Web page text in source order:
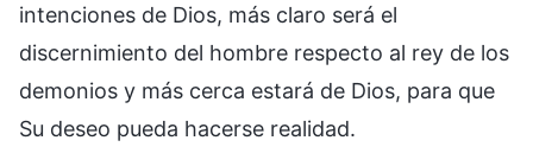
intenciones de Dios, más claro será el
discernimiento del hombre respecto al rey de los
demonios y más cerca estará de Dios, para que
Su deseo pueda hacerse realidad.